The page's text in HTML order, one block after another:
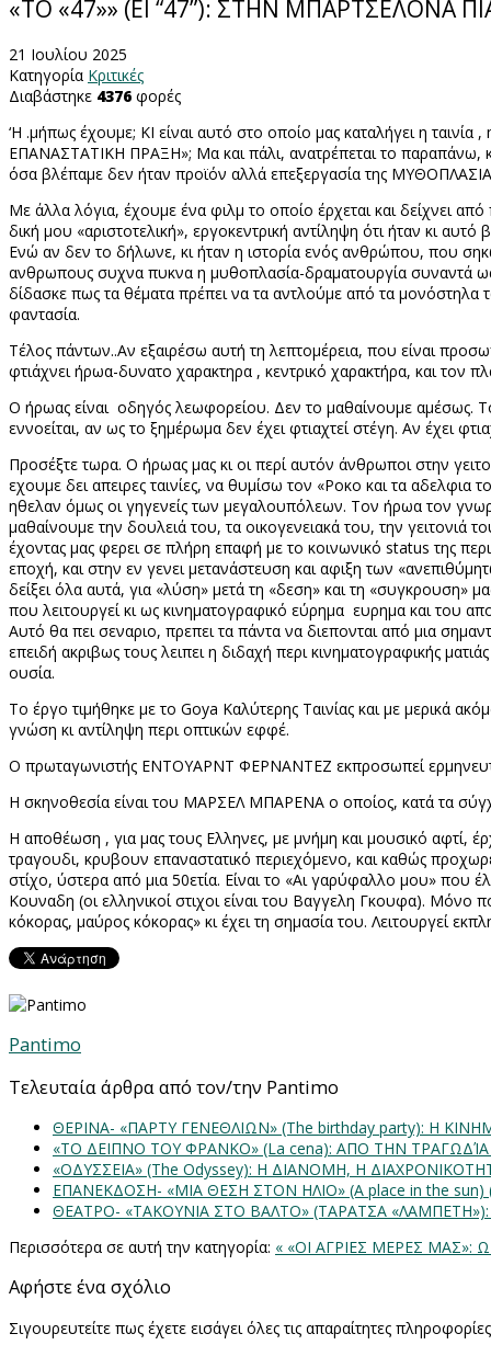
«ΤΟ «47»» (El “47”): ΣΤΗΝ ΜΠΑΡΤΣΕΛΟΝΑ
21 Ιουλίου 2025
Κατηγορία Κριτικές
Διαβάστηκε 4376 φορές
‘Η .μήπως έχουμε; ΚΙ είναι αυτό στο οποίο μας καταλήγει η
ΕΠΑΝΑΣΤΑΤΙΚΗ ΠΡΑΞΗ»; Μα και πάλι, ανατρέπεται το
όσα βλέπαμε δεν ήταν προϊόν αλλά επεξεργασία της
Με άλλα λόγια, έχουμε ένα φιλμ το οποίο έρχεται και δείχνει
δική μου «αριστοτελική», εργοκεντρική αντίληψη ότι ήταν κι
Ενώ αν δεν το δήλωνε, κι ήταν η ιστορία ενός ανθρώπου, που
ανθρωπους συχνα πυκνα η μυθοπλασία-δραματουργία συναντά
δίδασκε πως τα θέματα πρέπει να τα αντλούμε από τα μονόστηλα
φαντασία.
Τέλος πάντων..Αν εξαιρέσω αυτή τη λεπτομέρεια, που είναι
φτιάχνει ήρωα-δυνατο χαρακτηρα , κεντρικό χαρακτήρα, και τον
Ο ήρωας είναι οδηγός λεωφορείου. Δεν το μαθαίνουμε αμέσως.
εννοείται, αν ως το ξημέρωμα δεν έχει φτιαχτεί στέγη. Αν έχει
Προσέξτε τωρα. Ο ήρωας μας κι οι περί αυτόν άνθρωποι στην
εχουμε δει απειρες ταινίες, να θυμίσω τον «Ροκο και τα αδελφια
ηθελαν όμως οι γηγενείς των μεγαλουπόλεων. Τον ήρωα τον
μαθαίνουμε την δουλειά του, τα οικογενειακά του, την γειτονιά
έχοντας μας φερει σε πλήρη επαφή με το κοινωνικό status της
εποχή, και στην εν γενει μετανάστευση και αφιξη των
δείξει όλα αυτά, για «λύση» μετά τη «δεση» και τη «συγκρουση»
που λειτουργεί κι ως κινηματογραφικό εύρημα ευρημα και του
Αυτό θα πει σεναριο, πρεπει τα πάντα να διεπονται από μια
επειδή ακριβως τους λειπει η διδαχή περι κινηματογραφικής
ουσία.
Το έργο τιμήθηκε με το Goya Καλύτερης Ταινίας και με μερικά
γνώση κι αντίληψη περι οπτικών εφφέ.
Ο πρωταγωνιστής ΕΝΤΟΥΑΡΝΤ ΦΕΡΝΑΝΤΕΖ εκπροσωπεί
Η σκηνοθεσία είναι του ΜΑΡΣΕΛ ΜΠΑΡΕΝΑ ο οποίος, κατά τα
Η αποθέωση , για μας τους Ελληνες, με μνήμη και μουσικό αφτί,
τραγουδι, κρυβουν επαναστατικό περιεχόμενο, και καθώς
στίχο, ύστερα από μια 50ετία. Είναι το «Αι γαρύφαλλο μου» που
Κουναδη (οι ελληνικοί στιχοι είναι του Βαγγελη Γκουφα). Μόνο
κόκορας, μαύρος κόκορας» κι έχει τη σημασία του. Λειτουργεί
Pantimo
Τελευταία άρθρα από τον/την Pantimo
ΘΕΡΙΝΑ- «ΠΑΡΤΥ ΓΕΝΕΘΛΙΩΝ» (The birthday party): H
«ΤΟ ΔΕΙΠΝΟ ΤΟΥ ΦΡΑΝΚΟ» (La cena): ΑΠΟ ΤΗΝ
«ΟΔΥΣΣΕΙΑ» (The Odyssey): Η ΔΙΑΝΟΜΗ, Η
ΕΠΑΝΕΚΔΟΣΗ- «ΜΙΑ ΘΕΣΗ ΣΤΟΝ ΗΛΙΟ» (Α place in the
ΘΕΑΤΡΟ- «ΤΑΚΟΥΝΙΑ ΣΤΟ ΒΑΛΤΟ» (ΤΑΡΑΤΣΑ
Περισσότερα σε αυτή την κατηγορία: « «ΟΙ ΑΓΡΙΕΣ ΜΕΡΕΣ
Αφήστε ένα σχόλιο
Σιγουρευτείτε πως έχετε εισάγει όλες τις απαραίτητες